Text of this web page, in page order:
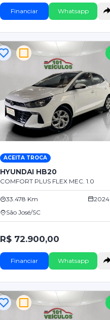
Financiar Whatsapp
ACEITA TROCA
HYUNDAI HB20
COMFORT PLUS FLEX MEC. 1.0
33.478 Km
2024
São José/SC
R$ 72.900,00
Financiar Whatsapp